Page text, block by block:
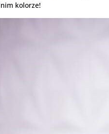
kolorze!